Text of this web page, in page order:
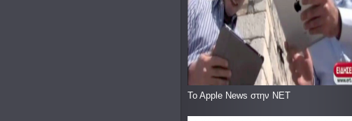
To Apple News στην ΝΕΤ